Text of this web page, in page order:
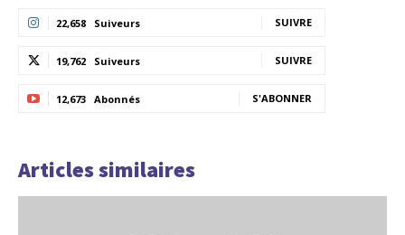
22,658 Suiveurs SUIVRE
19,762 Suiveurs SUIVRE
12,673 Abonnés S'ABONNER
Articles similaires